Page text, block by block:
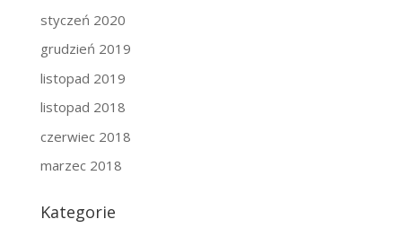
styczeń 2020
grudzień 2019
listopad 2019
listopad 2018
czerwiec 2018
marzec 2018
Kategorie